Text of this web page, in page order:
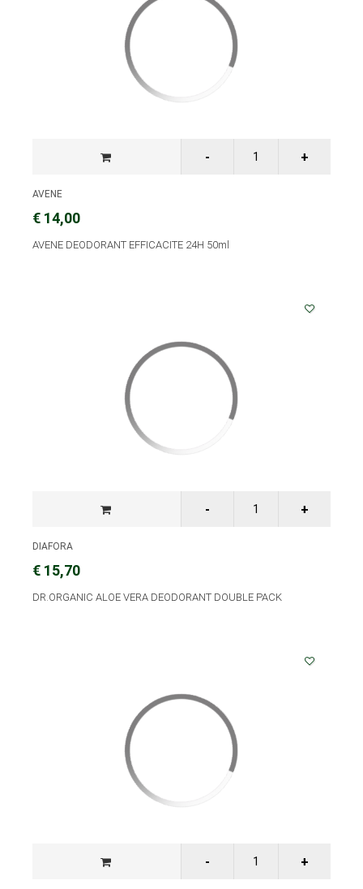
AVENE
€ 14,00
AVENE DEODORANT EFFICACITE 24H 50ml
DIAFORA
€ 15,70
DR.ORGANIC ALOE VERA DEODORANT DOUBLE PACK